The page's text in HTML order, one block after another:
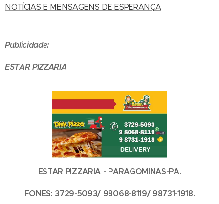
NOTÍCIAS E MENSAGENS DE ESPERANÇA
Publicidade:
ESTAR PIZZARIA
ESTAR PIZZARIA - PARAGOMINAS-PA.
FONES: 3729-5093/ 98068-8119/ 98731-1918.